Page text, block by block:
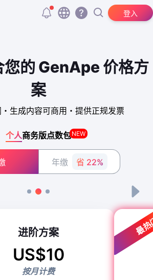
登入
并获得 20,000 个免费 tokens！
您的 GenApe 价格方
案
生成内容可商用・提供正规发票
个人商务版点数包NEW
年缴 省 22%
进阶方案
US$10
按月计费
最